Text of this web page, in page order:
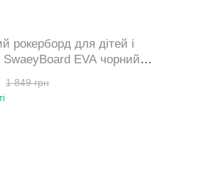
рокерборд для дітей і
EVA чорний
до 100 кг
1 849 грн